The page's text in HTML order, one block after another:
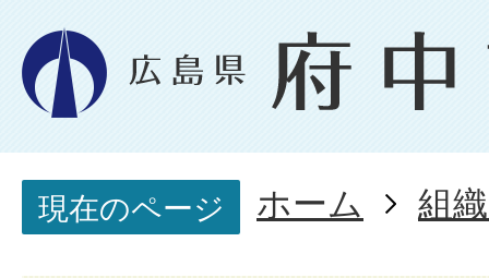
現在のページ ホーム 組